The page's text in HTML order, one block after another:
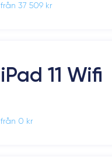
från 37 509 kr
iPad 11 Wifi
från 0 kr